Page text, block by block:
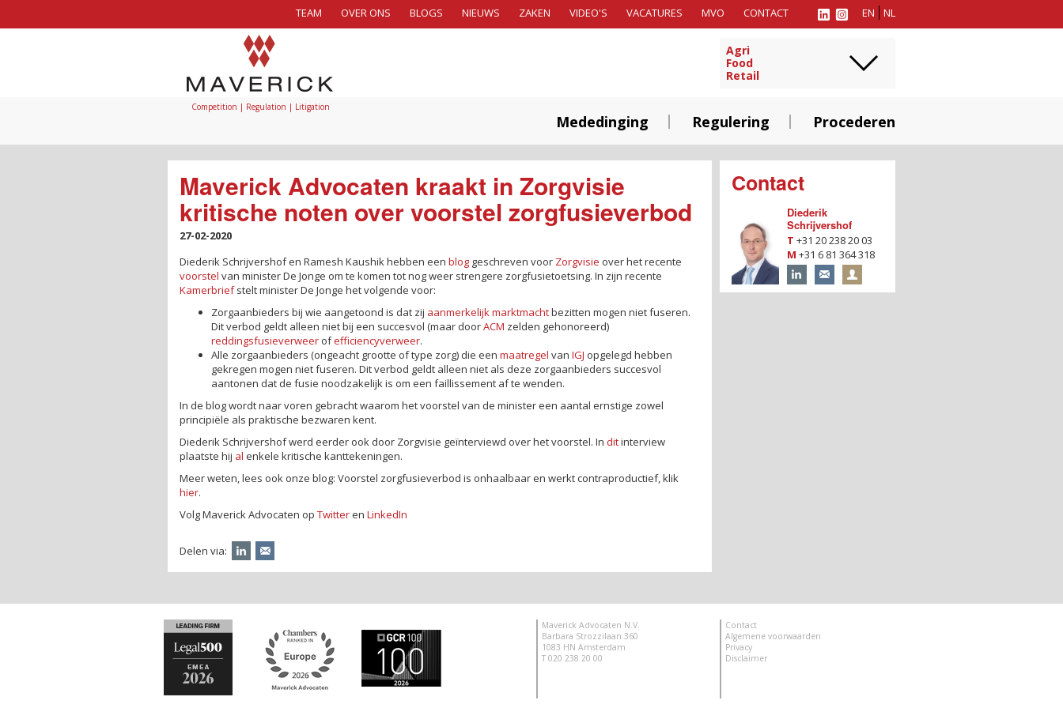
EN NL
TEAM OVER ONS BLOGS NIEUWS ZAKEN VIDEO'S VACATURES MVO CONTACT
Competition | Regulation | Litigation
Agri
Food
Retail
Mededinging Regulering Procederen
Maverick Advocaten kraakt in Zorgvisie
kritische noten over voorstel zorgfusieverbod
27-02-2020
Diederik Schrijvershof en Ramesh Kaushik hebben een blog geschreven voor Zorgvisie over het recente
voorstel van minister De Jonge om te komen tot nog weer strengere zorgfusietoetsing. In zijn recente
Kamerbriefstelt minister De Jonge het volgende voor:
Zorgaanbieders bij wie aangetoond is dat zij aanmerkelijk marktmachtbezitten mogen niet fuseren.
Dit verbod geldt alleen niet bij een succesvol (maar doorACM zelden gehonoreerd)
reddingsfusieverweer ofefficiencyverweer.
Alle zorgaanbieders (ongeacht grootte of type zorg) die een maatregel van IGJ opgelegd hebben
gekregen mogen niet fuseren. Dit verbod geldt alleen niet als deze zorgaanbieders succesvol
aantonen dat de fusie noodzakelijk is om een faillissement af te wenden.
In de blog wordt naar voren gebracht waarom het voorstel van de minister een aantal ernstige zowel
principiële als praktische bezwaren kent.
Diederik Schrijvershof werd eerder ook door Zorgvisie geïnterviewd over het voorstel. In ditinterview
plaatste hij al enkele kritische kanttekeningen.
Meer weten, lees ook onze blog: Voorstel zorgfusieverbod is onhaalbaar en werkt contraproductief, klik
hier.
Volg Maverick Advocaten op Twitteren LinkedIn
Delen via:
Contact
Diederik
Schrijvershof
T +31 20 238 20 03
M +31 6 81 364 318
Contact
Algemene voorwaarden
Privacy
Disclaimer
Maverick Advocaten N.V.
Barbara Strozzilaan 360
1083 HN Amsterdam
T 020 238 20 00